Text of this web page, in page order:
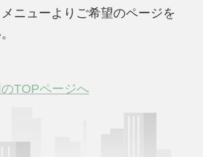
ニューよりご希望のページを
TOPページへ